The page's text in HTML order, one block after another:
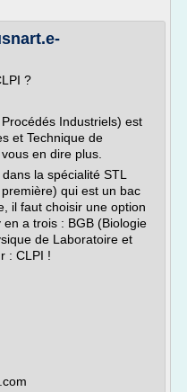
?
Industriels) est
et Technique de
en dire plus.
la spécialité STL
qui est un bac
il faut choisir une option
a trois : BGB (Biologie
de Laboratoire et
: CLPI !